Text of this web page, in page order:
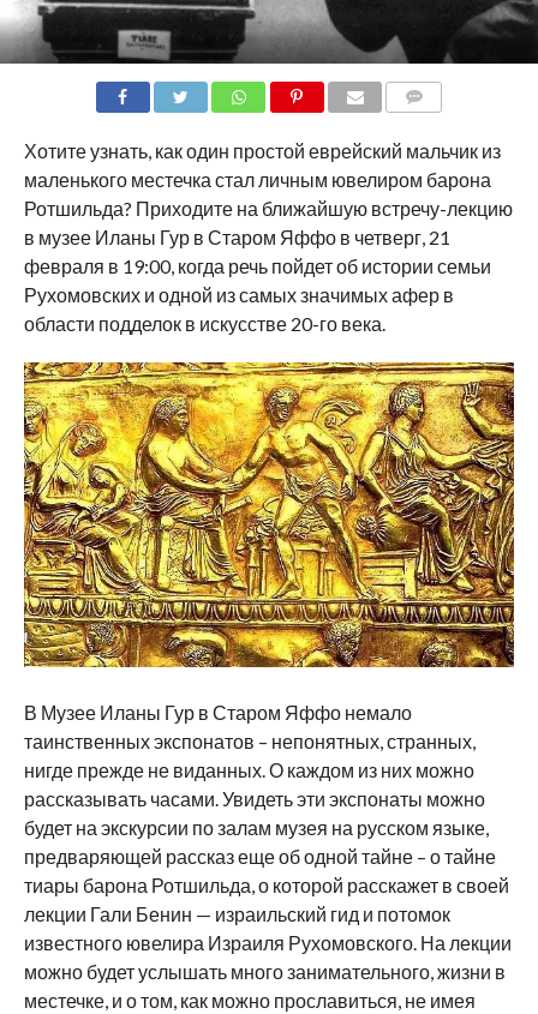
Хотите узнать, как один простой еврейский мальчик из
маленького местечка стал личным ювелиром барона
Ротшильда? Приходите на ближайшую встречу-лекцию
в музее Иланы Гур в Старом Яффо в четверг, 21
февраля в 19:00, когда речь пойдет об истории семьи
Рухомовских и одной из самых значимых афер в
области подделок в искусстве 20-го века.
В Музее Иланы Гур в Старом Яффо немало
таинственных экспонатов – непонятных, странных,
нигде прежде не виданных. О каждом из них можно
рассказывать часами. Увидеть эти экспонаты можно
будет на экскурсии по залам музея на русском языке,
предваряющей рассказ еще об одной тайне – о тайне
тиары барона Ротшильда, о которой расскажет в своей
лекции Гали Бенин — израильский гид и потомок
известного ювелира Израиля Рухомовского. На лекции
можно будет услышать много занимательного, жизни в
местечке, и о том, как можно прославиться, не имея